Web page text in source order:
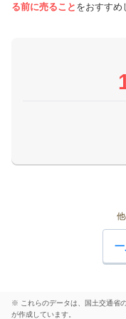
る前に売ること をおすすめ
※ これらのデータは、国土交通省
が作成しています。